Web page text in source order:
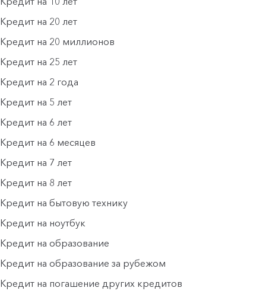
Кредит на 20 лет
Кредит на 20 миллионов
Кредит на 25 лет
Кредит на 2 года
Кредит на 5 лет
Кредит на 6 лет
Кредит на 6 месяцев
Кредит на 7 лет
Кредит на 8 лет
Кредит на бытовую технику
Кредит на ноутбук
Кредит на образование
Кредит на образование за рубежом
Кредит на погашение других кредитов